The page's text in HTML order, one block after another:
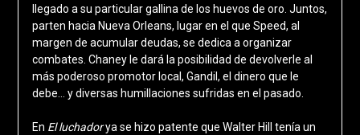
llegado a su particular gallina de los huevos de oro. Juntos,
parten hacia Nueva Orleans, lugar en el que Speed, al
margen de acumular deudas, se dedica a organizar
combates. Chaney le dará la posibilidad de devolverle al
más poderoso promotor local, Gandil, el dinero que le
debe… y diversas humillaciones sufridas en el pasado.
En El luchadorya se hizo patente que Walter Hill tenía un